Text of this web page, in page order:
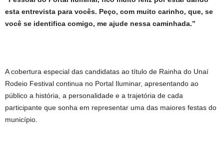
esta entrevista para vocês. Peço, com muito carinho, que, se
você se identifica comigo, me ajude nessa caminhada.”
A cobertura especial das candidatas ao título de Rainha do Unaí
Rodeio Festival continua no Portal Iluminar, apresentando ao
público a história, a personalidade e a trajetória de cada
participante que sonha em representar uma das maiores festas do
município.